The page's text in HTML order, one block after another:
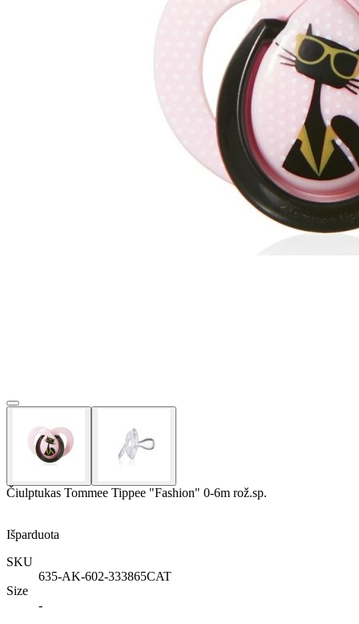
Čiulptukas Tommee Tippee "Fashion" 0-6m rož.sp.
Išparduota
SKU
635-AK-602-333865CAT
Size
-